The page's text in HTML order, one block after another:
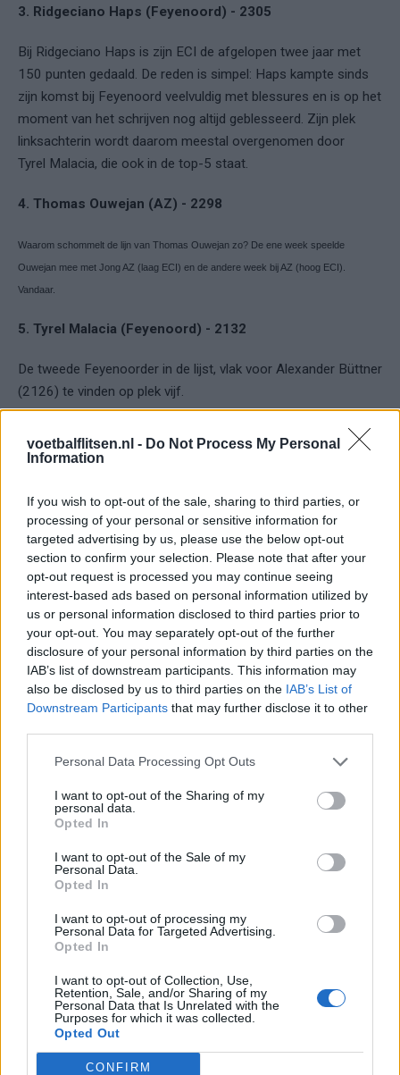
voetbalflitsen.nl - Do Not Process My Personal
Information
If you wish to opt-out of the sale, sharing to third parties, or
processing of your personal or sensitive information for
targeted advertising by us, please use the below opt-out
section to confirm your selection. Please note that after your
opt-out request is processed you may continue seeing
interest-based ads based on personal information utilized by
us or personal information disclosed to third parties prior to
your opt-out. You may separately opt-out of the further
disclosure of your personal information by third parties on the
IAB’s list of downstream participants. This information may
also be disclosed by us to third parties on the IAB’s List of
Downstream Participants that may further disclose it to other
Personal Data Processing Opt Outs
I want to opt-out of the Sharing of my
personal data.
Opted In
I want to opt-out of the Sale of my
Personal Data.
Opted In
I want to opt-out of processing my
Personal Data for Targeted Advertising.
Opted In
I want to opt-out of Collection, Use,
Retention, Sale, and/or Sharing of my
Personal Data that Is Unrelated with the
Purposes for which it was collected.
Opted Out
CONFIRM
3. Ridgeciano Haps (Feyenoord) - 2305
Bij Ridgeciano Haps is zijn ECI de afgelopen twee jaar met
150 punten gedaald. De reden is simpel: Haps kampte sinds
zijn komst bij Feyenoord veelvuldig met blessures en is op het
moment van het schrijven nog altijd geblesseerd. Zijn plek
linksachterin wordt daarom meestal overgenomen door
Tyrel Malacia, die ook in de top-5 staat.
4. Thomas Ouwejan (AZ) - 2298
Waarom schommelt de lijn van Thomas Ouwejan zo? De ene week speelde
Ouwejan mee met Jong AZ (laag ECI) en de andere week bij AZ (hoog ECI).
Vandaar.
5. Tyrel Malacia (Feyenoord) - 2132
De tweede Feyenoorder in de lijst, vlak voor Alexander Büttner
(2126) te vinden op plek vijf.
Ajax Feyenoord PSV
spitsenstrijd
Feyenoord-supporters raken direct enthousiast
over nieuwe spits Nacho Ferri
Afgewezen bod op Givairo Read onderstreept de
stevige onderhandelingspositie van Feyenoord
Feyenoord geeft met Zechiël duidelijk
transfersignaal
Feyenoord lost met nieuwe controleur direct
groot probleem van vorig seizoen op
Feyenoord begint voorbereiding overtuigend: zo
ziet de route naar de seizoensstart eruit
Givairo Read spreekt zich uit over Feyenoord-
toekomst: 'Het kan nog alle kanten op'
Feyenoord zoekt nieuwe nummer één na
dreigend vertrek Wellenreuther
Feyenoord doet voorstel aan beoogde nieuwe
eerste keeper